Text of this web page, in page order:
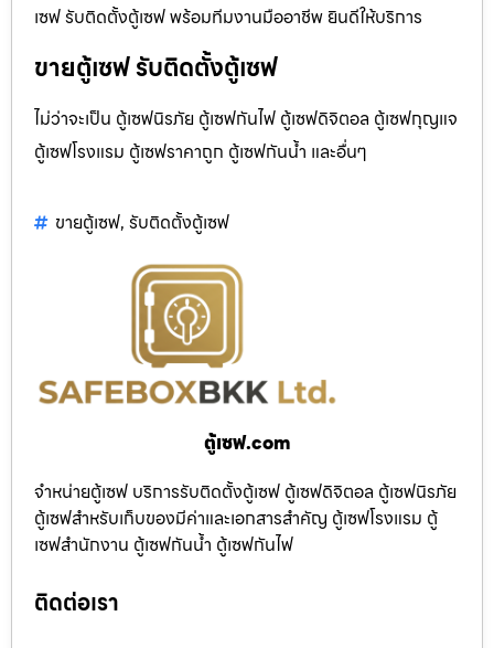
เซฟ รับติดตั้งตู้เซฟ พร้อมทีมงานมืออาชีพ ยินดีให้บริการ
ขายตู้เซฟ รับติดตั้งตู้เซฟ
ไม่ว่าจะเป็น ตู้เซฟนิรภัย ตู้เซฟกันไฟ ตู้เซฟดิจิตอล ตู้เซฟกุญแจ
ตู้เซฟโรงแรม ตู้เซฟราคาถูก ตู้เซฟกันน้ำ และอื่นๆ
ขายตู้เซฟ, รับติดตั้งตู้เซฟ
ตู้เซฟ.com
จำหน่ายตู้เซฟ บริการรับติดตั้งตู้เซฟ ตู้เซฟดิจิตอล ตู้เซฟนิรภัย
ตู้เซฟสำหรับเก็บของมีค่าและเอกสารสำคัญ ตู้เซฟโรงแรม ตู้
เซฟสำนักงาน ตู้เซฟกันน้ำ ตู้เซฟกันไฟ
ติดต่อเรา